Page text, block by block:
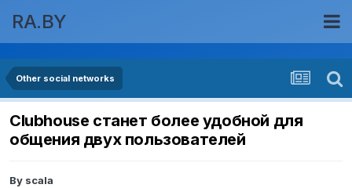
RA.BY
Other social networks
Clubhouse станет более удобной для
общения двух пользователей
By scala